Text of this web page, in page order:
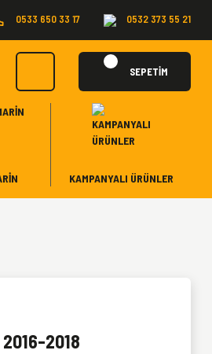
0533 650 33 17 0532 373 55 21
SEPETİM
KAMPANYALI ÜRÜNLER
2018